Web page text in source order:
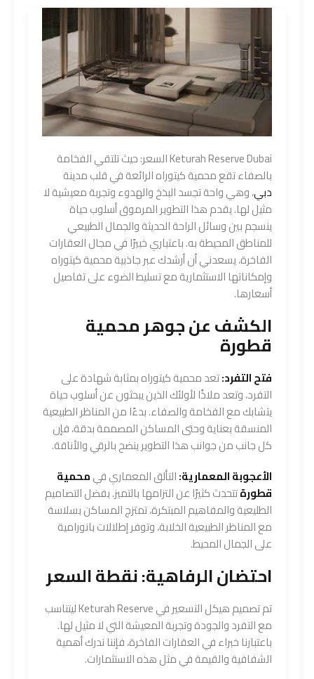
Keturah Reserve Dubai السعر: حيث تلتقي الفخامة
بالصفاء تقع محمية كيتوراه الرائعة في قلب مدينة
دبي، وهي واحة تجسد البذخ والهدوء وتجربة معيشية لا
مثيل لها. يقدم هذا التطوير المرموق أسلوب حياة
ينسجم بين وسائل الراحة الحديثة والجمال الطبيعي
للمناطق المحيطة به. باعتباري خبيرًا في مجال العقارات
الفاخرة، يسعدني أن أرشدك عبر جاذبية محمية كيتوراه
وإمكاناتها الاستثمارية مع تسليط الضوء على تفاصيل
أسعارها.
الكشف عن جوهر محمية
قطورة
فتح التفرد:تعد محمية كيتوراه بمثابة شهادة على
التفرد، وتعد ملاذًا لأولئك الذين يبحثون عن أسلوب حياة
يتشابك مع الفخامة والصفاء. بدءًا من المناظر الطبيعية
المنسقة بعناية وحتى المساكن المصممة بدقة، فإن
كل جانب من جوانب هذا التطوير ينضح بالرقي والأناقة.
الأعجوبة المعمارية:التألق المعماري فيمحمية
قطورةتتحدث كثيرًا عن التزامها بالتميز. بفضل التصاميم
الطليعية والمفاهيم المبتكرة، تمتزج المساكن بسلاسة
مع المناظر الطبيعية الخلابة، وتوفر إطلالات بانورامية
على الجمال المحيط.
احتضان الرفاهية: نقطة السعر
تم تصميم هيكل التسعير في Keturah Reserve ليتناسب
مع التفرد والجودة وتجربة المعيشة التي لا مثيل لها.
باعتبارنا خبراء في العقارات الفاخرة، فإننا ندرك أهمية
الشفافية والقيمة في مثل هذه الاستثمارات.